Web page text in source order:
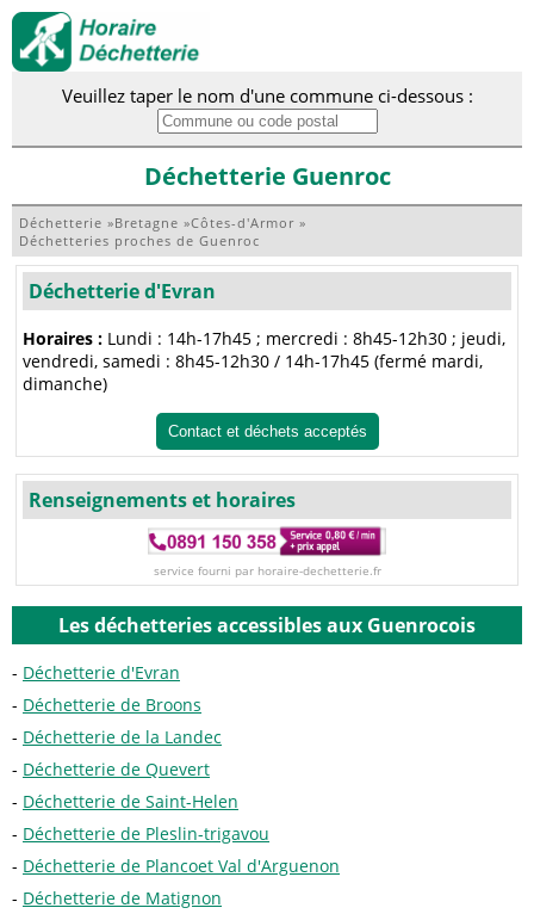
Veuillez taper le nom d'une commune ci-dessous :
Déchetterie Guenroc
Déchetterie »Bretagne »Côtes-d'Armor »
Déchetteries proches de Guenroc
Déchetterie d'Evran
Horaires : Lundi : 14h-17h45 ; mercredi : 8h45-12h30 ; jeudi,
vendredi, samedi : 8h45-12h30 / 14h-17h45 (fermé mardi,
dimanche)
Contact et déchets acceptés
Renseignements et horaires
service fourni par horaire-dechetterie.fr
Les déchetteries accessibles aux Guenrocois
Déchetterie d'Evran
Déchetterie de Broons
Déchetterie de la Landec
Déchetterie de Quevert
Déchetterie de Saint-Helen
Déchetterie de Pleslin-trigavou
Déchetterie de Plancoet Val d'Arguenon
Déchetterie de Matignon